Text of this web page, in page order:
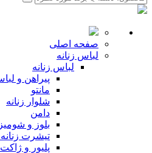
صفحه اصلی
لباس زنانه
لباس زنانه
پیراهن و
مانتو
شلوار زنانه
دامن
بلوز و شومیز
تیشرت
پلیور و ژاکت